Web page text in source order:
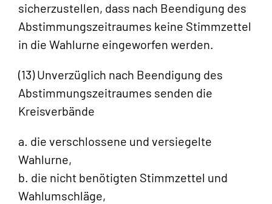
sicherzustellen, dass nach Beendigung des
Abstimmungszeitraumes keine Stimmzettel
in die Wahlurne eingeworfen werden.
(13) Unverzüglich nach Beendigung des
Abstimmungszeitraumes senden die
Kreisverbände
a. die verschlossene und versiegelte
Wahlurne,
b. die nicht benötigten Stimmzettel und
Wahlumschläge,